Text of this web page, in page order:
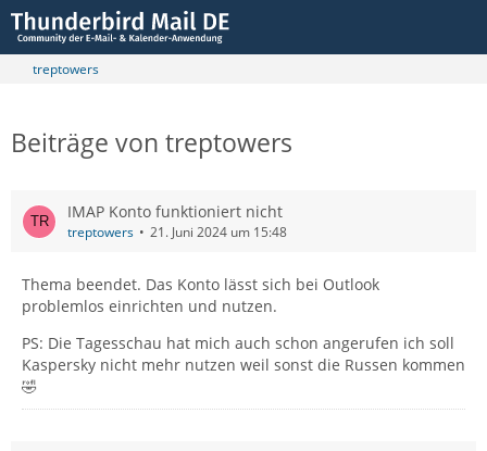
treptowers
Beiträge von treptowers
IMAP Konto funktioniert nicht
treptowers 21. Juni 2024 um 15:48
Thema beendet. Das Konto lässt sich bei Outlook
problemlos einrichten und nutzen.
PS: Die Tagesschau hat mich auch schon angerufen ich soll
Kaspersky nicht mehr nutzen weil sonst die Russen kommen
🤣